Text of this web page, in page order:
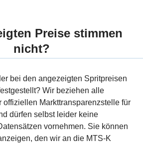
Preise stimmen
nicht?
bei den angezeigten Spritpreisen
Wir beziehen alle
offiziellen Markttransparenzstelle für
dürfen selbst leider keine
vornehmen. Sie können
den wir an die MTS-K